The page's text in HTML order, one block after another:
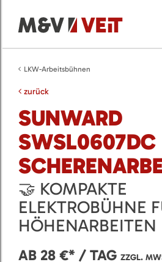
LKW-Arbeitsbühnen
zurück
SUNWARD
SWSL0607DC
🤝 KOMPAKTE
ELEKTROBÜHNE
HÖHENARBEITEN
AB 28 €* / TAG ZZGL.